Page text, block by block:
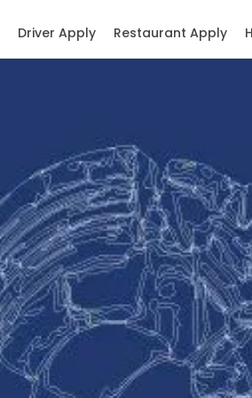
Restaurant Apply
Driver Apply